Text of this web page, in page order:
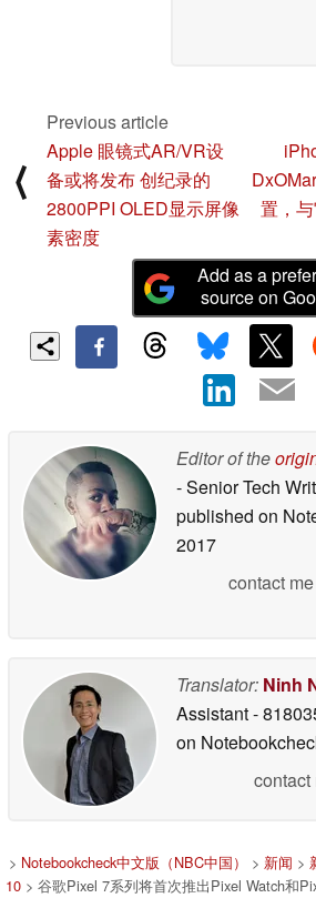
⟨
Previous article
Apple 眼镜式AR/VR设
备或将发布 创纪录的
2800PPI OLED显示屏像
素密度
置，
Add as a
source on
Editor of the
- Senior Tech
published on
2017
contact
Translator: Ninh
Assistant-
on
contact
> Notebookcheck中文版（NBC中国） > 新闻 >
10 > 谷歌Pixel 7系列将首次推出Pixel Watch和